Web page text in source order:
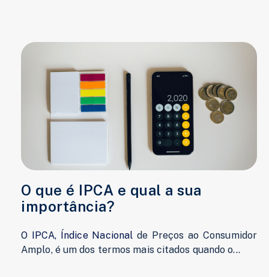
O que é IPCA e qual a sua
importância?
O IPCA, Índice Nacional de Preços ao Consumidor
Amplo, é um dos termos mais citados quando o...